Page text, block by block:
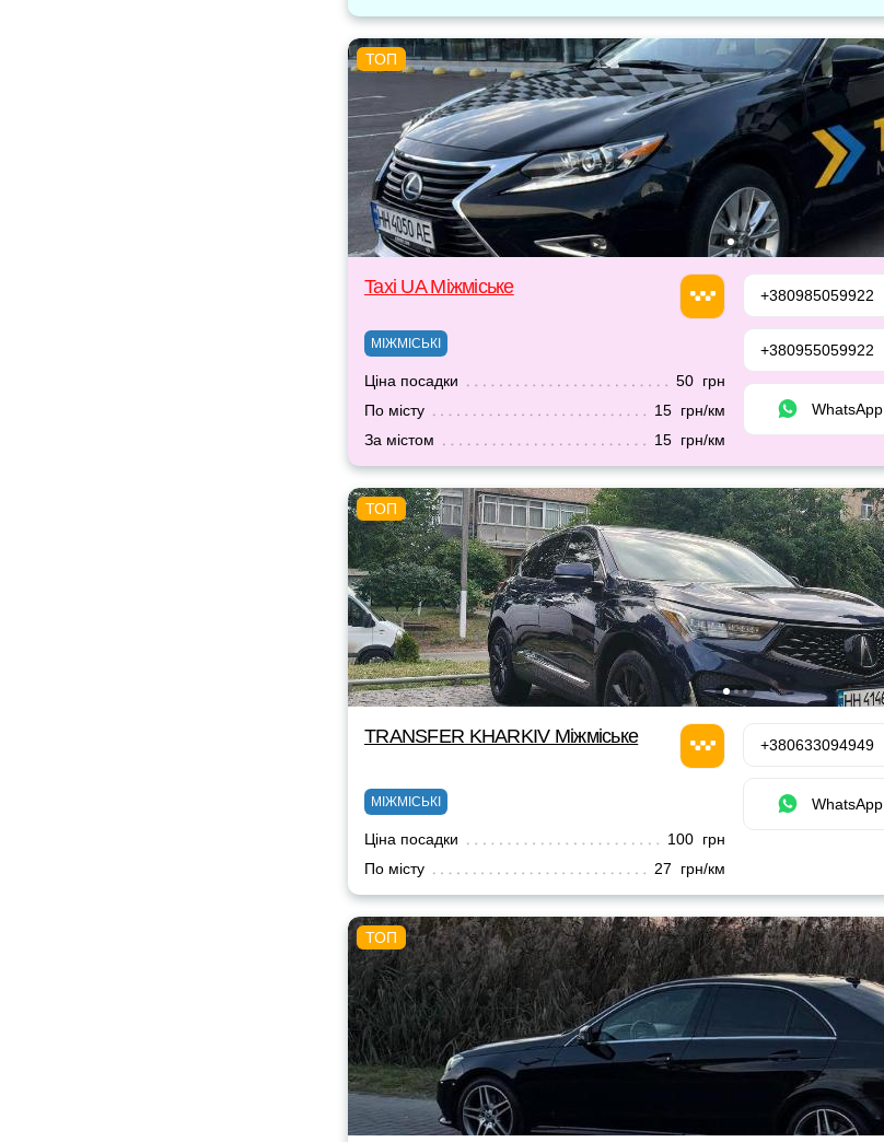
Taxi UA Міжміське
МІЖМІСЬКІ
Ціна посадки
50 грн
По місту
15 грн/км
За містом
15 грн/км
+380985059922
+380955059922
WhatsApp
TRANSFER KHARKIV Міжміське
МІЖМІСЬКІ
Ціна посадки
100 грн
По місту
27 грн/км
+380633094949
WhatsApp